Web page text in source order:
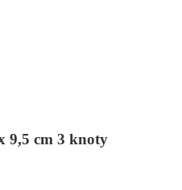
9,5 cm 3 knoty